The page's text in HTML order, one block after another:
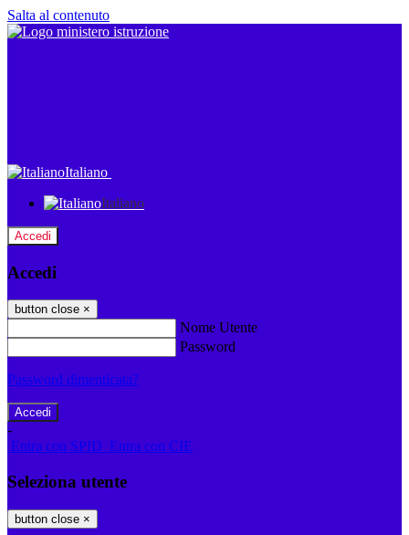
Salta al contenuto
Italiano
Italiano
Accedi
Accedi
button close ×
Nome Utente
Password
Password dimenticata?
-
Entra con SPID Entra con CIE
Seleziona utente
button close ×